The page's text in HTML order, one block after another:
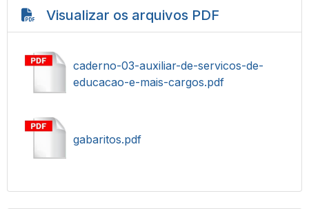
Visualizar os arquivos PDF
caderno-03-auxiliar-de-servicos-de-
educacao-e-mais-cargos.pdf
gabaritos.pdf